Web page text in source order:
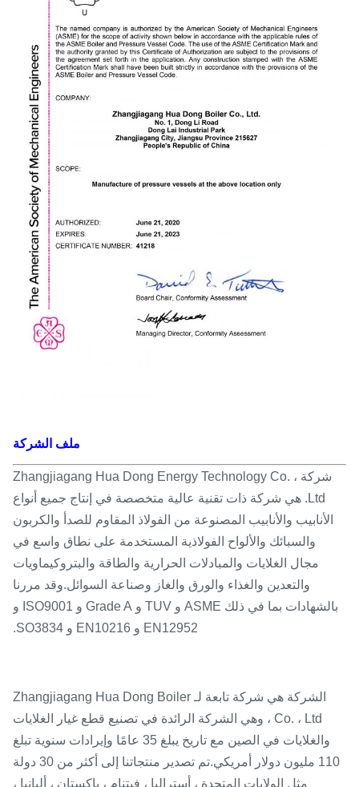
ملف الشركة
شركة Zhangjiagang Hua Dong Energy Technology Co. ،
Ltd. هي شركة ذات تقنية عالية متخصصة في إنتاج جميع أنواع
الأنابيب والأنابيب المصنوعة من الفولاذ المقاوم للصدأ والكربون
والسبائك والألواح الفولاذية المستخدمة على نطاق واسع في
مجال الغلايات والمبادلات الحرارية والطاقة والبتروكيماويات
والتعدين والغذاء والورق والغاز وصناعة السوائل.وقد مررنا
بالشهادات بما في ذلك ASME و TUV و Grade A و ISO9001 و
EN12952 و EN10216 و SO3834.
الشركة هي شركة تابعة لـ Zhangjiagang Hua Dong Boiler
Co. ، Ltd ، وهي الشركة الرائدة في تصنيع قطع غيار الغلايات
والغلايات في الصين مع تاريخ يبلغ 35 عامًا وإيرادات سنوية تبلغ
110 مليون دولار أمريكي.تم تصدير منتجاتنا إلى أكثر من 30 دولة
مثل الولايات المتحدة ، أستراليا ، فيتنام ، باكستان ، ألبانيا ،